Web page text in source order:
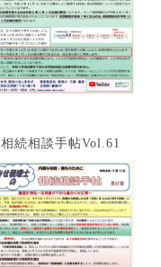
相続相談手帖Vol.61